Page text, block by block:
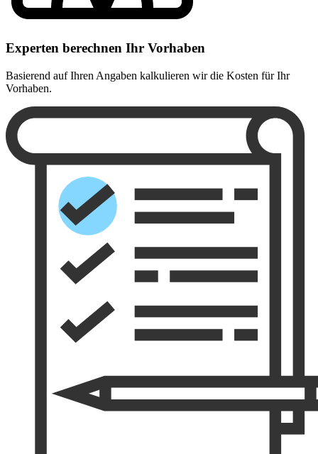
Experten berechnen Ihr Vorhaben
Basierend auf Ihren Angaben kalkulieren wir die Kosten für Ihr
Vorhaben.